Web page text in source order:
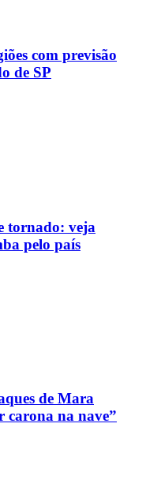
com previsão
de SP
tornado: veja
pelo país
de Mara
carona na nave”